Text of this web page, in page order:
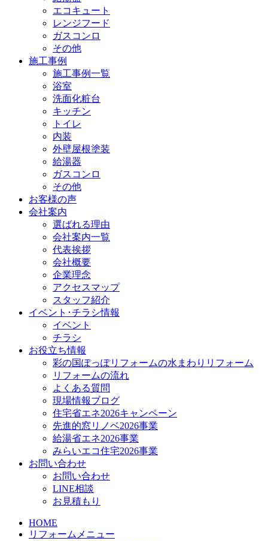
エコキュート
レンジフード
ガスコンロ
その他
施工事例
施工事例一覧
浴室
洗面化粧台
キッチン
トイレ
内装
外壁屋根塗装
給湯器
ガスコンロ
その他
お客様の声
会社案内
選ばれる理由
会社案内一覧
代表挨拶
会社概要
企業理念
アクセスマップ
スタッフ紹介
イベント･チラシ情報
イベント
チラシ
お役立ち情報
彩の国ぽっぽリフォームの水まわりリフォーム
リフォームの流れ
よくある質問
現場情報ブログ
住宅省エネ2026キャンペーン
先進的窓リノベ2026事業
給湯省エネ2026事業
みらいエコ住宅2026事業
お問い合わせ
お問い合わせ
LINE相談
お見積もり
HOME
リフォームメニュー